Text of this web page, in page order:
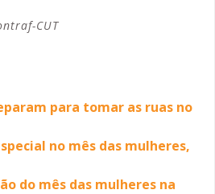
CUT
para tomar as ruas no
no mês das mulheres,
do mês das mulheres na